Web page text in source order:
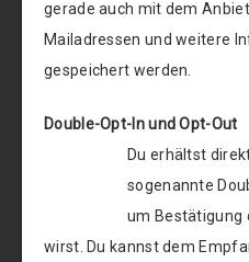
gerade auch mit dem
Mailadressen und weitere
gespeichert werden.
Double-Opt-In und Opt-Out
Du erhältst
sogenannte
um Bestätigung
wirst. Du kannst dem